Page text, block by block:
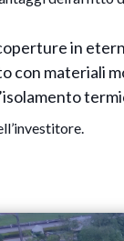
in
con materiali